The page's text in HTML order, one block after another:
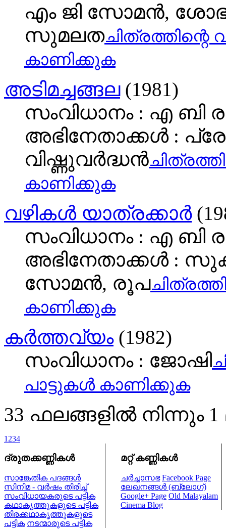
എം ജി സോമന്‍,
സുമലതചിത്രത്തിന്റെ
കാണിക്കുക
അടിമച്ചങ്ങല(1981)
സംവിധാനം : എ ബി
അഭിനേതാക്കള്‍ :
വിഷ്ണുവർദ്ധൻ
കാണിക്കുക
വഴികള്‍ യാത്രക്കാര്‍
സംവിധാനം : എ ബി
അഭിനേതാക്കള്‍ :
സോമന്‍, രൂപ
കാണിക്കുക
കര്‍ത്തവ്യം(1982)
സംവിധാനം : ജോഷി
പാട്ടുകള്‍ കാണിക്കുക
33 ഫലങ്ങളില്‍
1 234
ദ്രുതക്കണ്ണികള്‍
സാങ്കേതിക പദങ്ങള്‍
സിനിമ - വര്‍ഷം തിരിച്ച്
സംവിധായകരുടെ പട്ടിക
കഥാകൃത്തുകളുടെ പട്ടിക
തിരക്കഥാകൃത്തുകളുടെ
പട്ടിക നടന്മാരുടെ പട്ടിക
മറ്റ് കണ്ണികള്‍
ചര്‍ച്ചാസഭ Facebook Page
ലേഖനങ്ങള്‍ (ബ്ലോഗ്)
Google+ Page Old Malayalam
Cinema Blog